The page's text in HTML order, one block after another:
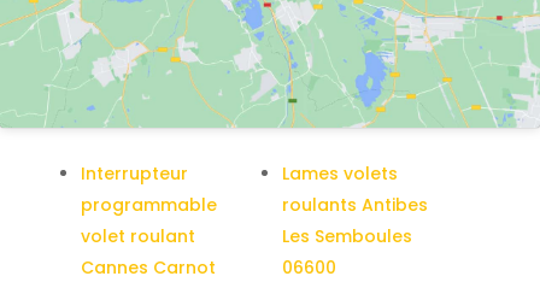
Interrupteur
programmable
volet roulant
Cannes Carnot
Lames volets
roulants Antibes
Les Semboules
06600